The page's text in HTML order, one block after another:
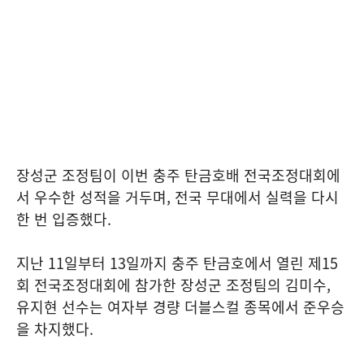
장성군 조정팀이 이번 충주 탄금호배 전국조정대회에
서 우수한 성적을 거두며, 전국 무대에서 실력을 다시
한 번 입증했다.
지난 11일부터 13일까지 충주 탄금호에서 열린 제15
회 전국조정대회에 참가한 장성군 조정팀의 김미수,
유지현 선수는 여자부 경량 더블스컬 종목에서 준우승
을 차지했다.